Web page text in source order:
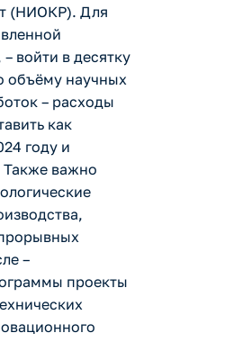
(НИОКР). Для
войти в десятку
объёму научных
– расходы
как
году и
Также важно
–
проекты